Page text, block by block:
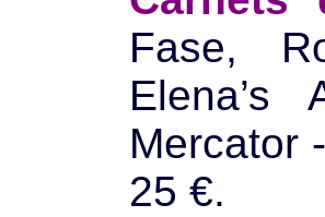
Fase,
Elena’s
Mercator
25 €.